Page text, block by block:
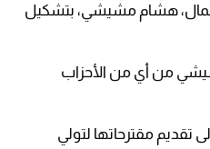
هشام مشيشي، بتشكيل
من أي من الأحزاب
تقديم مقترحاتها لتولي